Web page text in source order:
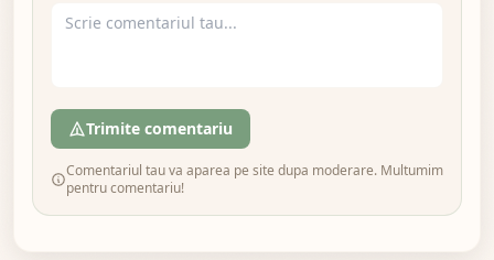
Trimite comentariu
Comentariul tau va aparea pe site dupa moderare. Multumim
pentru comentariu!